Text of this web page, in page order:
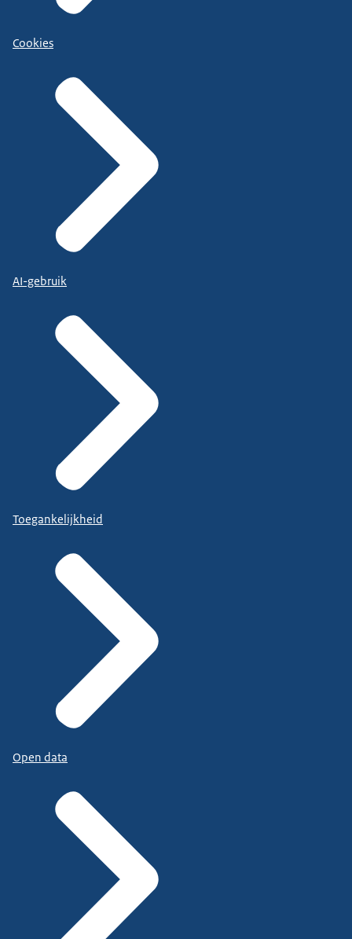
Cookies
AI-gebruik
Toegankelijkheid
Open data